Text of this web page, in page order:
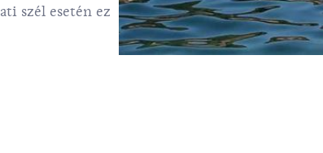
szél esetén ez